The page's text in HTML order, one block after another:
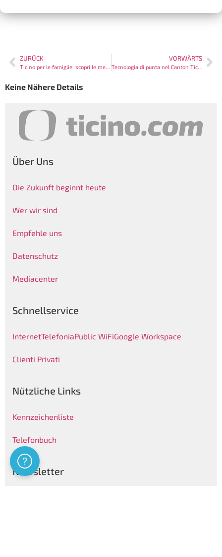
ZURÜCK VORWÄRTS
Tecnologia di punta nel Canton Ticino
Keine Nähere Details
Über Uns
Die Zukunft beginnt heute
Wer wir sind
Empfehle uns
Datenschutz
Mediacenter
Schnellservice
InternetTelefoniaPublic WiFiGoogle Workspace
Clienti Privati
Nützliche Links
Kennzeichenliste
Telefonbuch
Newsletter